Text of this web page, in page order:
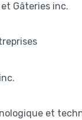
Gâteries inc.
et